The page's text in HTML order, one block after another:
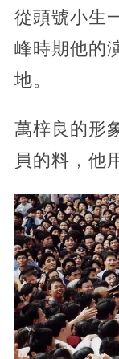
從頭號小生
峰時期他的
地。
萬梓良的形
員的料，他